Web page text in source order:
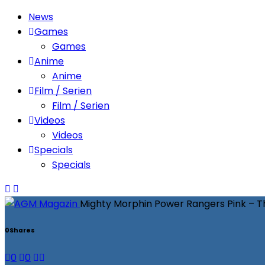
News
Games
Games
Anime
Anime
Film / Serien
Film / Serien
Videos
Videos
Specials
Specials
Mighty Morphin Power Rangers Pink –
0Shares
0
0